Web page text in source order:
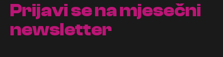
Prijavi se na mjesečni
newsletter